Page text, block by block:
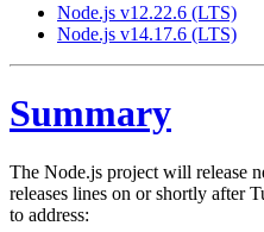
Node.js v12.22.6 (LTS)
Node.js v14.17.6 (LTS)
Summary
The Node.js project will release
releases lines on or shortly after
to address: